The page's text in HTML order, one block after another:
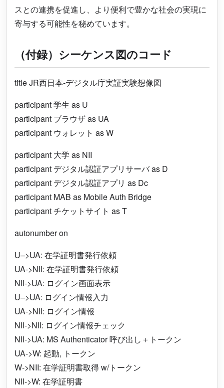
スとの連携を促進し、より便利で豊かな社会の実現に
寄与する可能性を秘めています。
（付録）シーケンス図のコード
title JR西日本-デジタル庁実証実験想像図
participant 学生 as U
participant ブラウザ as UA
participant ウォレット as W
participant 大学 as NII
participant デジタル認証アプリサーバ as D
participant デジタル認証アプリ as Dc
participant MAB as Mobile Auth Bridge
participant チケットサイト as T
autonumber on
U–>UA: 在学証明書発行依頼
UA->NII: 在学証明書発行依頼
NII->UA: ログイン画面表示
U–>UA: ログイン情報入力
UA->NII: ログイン情報
NII->NII: ログイン情報チェック
NII->UA: MS Authenticator 呼び出し＋トークン
UA->W: 起動, トークン
W->NII: 在学証明書取得 w/トークン
NII->W: 在学証明書